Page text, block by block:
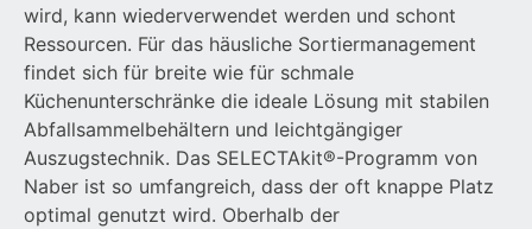
wird, kann wiederverwendet werden und schont
Ressourcen. Für das häusliche Sortiermanagement
findet sich für breite wie für schmale
Küchenunterschränke die ideale Lösung mit stabilen
Abfallsammelbehältern und leichtgängiger
Auszugstechnik. Das SELECTAkit®-Programm von
Naber ist so umfangreich, dass der oft knappe Platz
optimal genutzt wird. Oberhalb der